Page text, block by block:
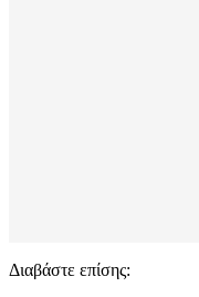
Διαβάστε επίσης: